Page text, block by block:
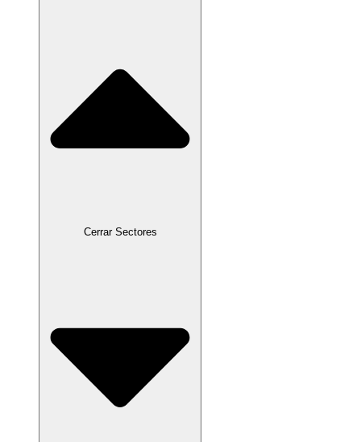
Cerrar Sectores